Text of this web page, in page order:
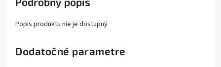
Popis produktu nie je dostupný
Dodatočné parametre